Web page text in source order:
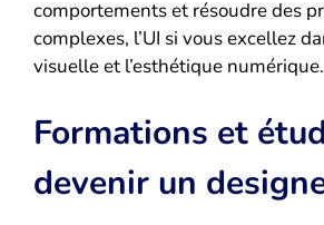
comportements et résoudre des
complexes, l’UI si vous excellez
visuelle et l’esthétique numérique.
Formations et
devenir un